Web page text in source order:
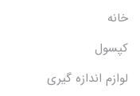
خانه
کپسول
لوازم اندازه گیری